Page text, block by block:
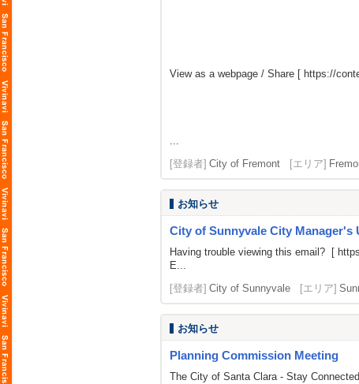
View as a webpage / Share [ https://
...
[登録者] City of Fremont [エリア]
お知らせ
City of Sunnyvale City Manager's
Having trouble viewing this email? [
E...
[登録者] City of Sunnyvale [エリア]
お知らせ
Planning Commission Meeting
The City of Santa Clara - Stay Connected